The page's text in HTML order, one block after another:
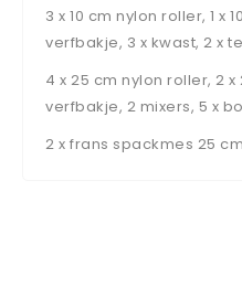
3 x 10 cm nylon roller, 1 x
verfbakje, 3 x kwast, 2 x
4 x 25 cm nylon roller, 2
verfbakje, 2 mixers, 5 x
2 x frans spackmes 25